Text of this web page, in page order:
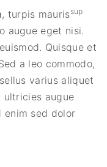
, turpis maurissup
augue eget nisi.
Quisque et
a leo commodo,
varius aliquet
ultricies augue
enim sed dolor